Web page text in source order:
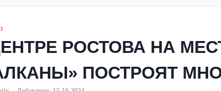
РОСТОВА НА
ПОСТРОЯТ